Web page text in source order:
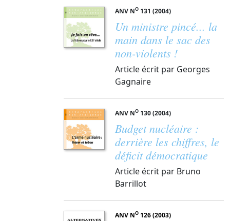
ANV NO 131 (2004)
Un ministre pincé... la
main dans le sac des
non-violents !
Article écrit par Georges
Gagnaire
ANV NO 130 (2004)
Budget nucléaire :
derrière les chiffres, le
déficit démocratique
Article écrit par Bruno
Barrillot
ANV NO 126 (2003)